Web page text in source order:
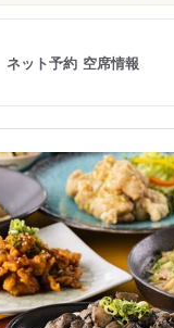
ネット予約 空席情報